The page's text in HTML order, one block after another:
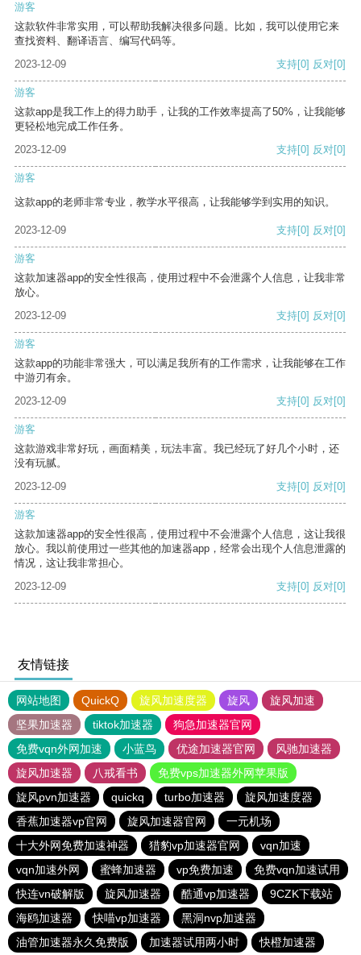
游客
这款软件非常实用，可以帮助我解决很多问题。比如，我可以使用它来
查找资料、翻译语言、编写代码等。
2023-12-09
支持[0] 反对[0]
游客
这款app是我工作上的得力助手，让我的工作效率提高了50%，让我能够
更轻松地完成工作任务。
2023-12-09
支持[0] 反对[0]
游客
这款app的老师非常专业，教学水平很高，让我能够学到实用的知识。
2023-12-09 支持[0] 反对[0]
游客
这款加速器app的安全性很高，使用过程中不会泄露个人信息，让我非常
放心。
2023-12-09
支持[0] 反对[0]
游客
这款app的功能非常强大，可以满足我所有的工作需求，让我能够在工作
中游刃有余。
2023-12-09
支持[0] 反对[0]
游客
这款游戏非常好玩，画面精美，玩法丰富。我已经玩了好几个小时，还
没有玩腻。
2023-12-09
支持[0] 反对[0]
游客
这款加速器app的安全性很高，使用过程中不会泄露个人信息，这让我很
放心。我以前使用过一些其他的加速器app，经常会出现个人信息泄露的
情况，这让我非常担心。
2023-12-09
支持[0] 反对[0]
友情链接
网站地图 QuickQ 旋风加速度器 旋风
旋风加速
坚果加速器
tiktok加速器
狗急加速器官网
免费vqn外网加速
小蓝鸟 优途加速器官网
风驰加速器
旋风加速器
八戒看书
免费vps加速器外网苹果版
旋风pvn加速器
quickq turbo加速器
旋风加速度器
香蕉加速器vp官网
旋风加速器官网
一元机场
十大外网免费加速神器
猎豹vp加速器官网
vqn加速
vqn加速外网
蜜蜂加速器 vp免费加速
免费vqn加速试用
快连vn破解版
旋风加速器 酷通vp加速器
9CZK下载站
海鸥加速器
快喵vp加速器
黑洞nvp加速器
油管加速器永久免费版
加速器试用两小时 快橙加速器